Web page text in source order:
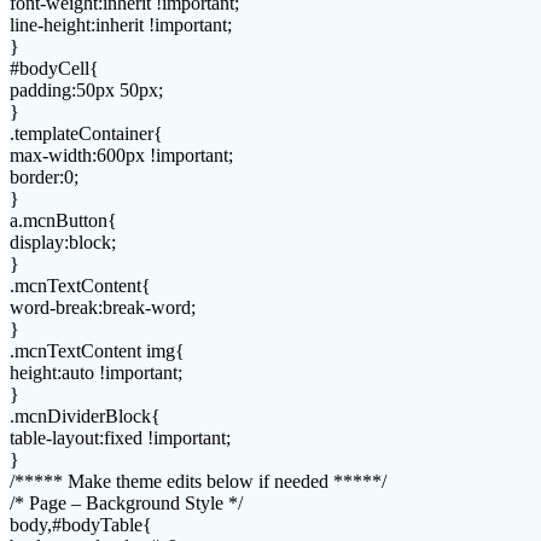
line-height:inherit !important;
}
#bodyCell{
padding:50px 50px;
}
.templateContainer{
max-width:600px !important;
border:0;
}
a.mcnButton{
display:block;
}
.mcnTextContent{
word-break:break-word;
}
.mcnTextContent img{
height:auto !important;
}
.mcnDividerBlock{
table-layout:fixed !important;
}
/***** Make theme edits below if needed *****/
/* Page – Background Style */
body,#bodyTable{